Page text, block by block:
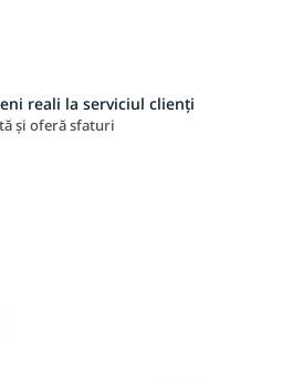
reali la serviciul clienți
și oferă sfaturi